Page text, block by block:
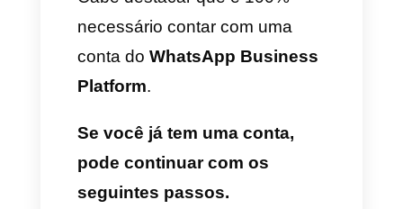
hoje vamos mostrar para você
uma superguia para criar
grandes formulários com a
nova funcionalidade do
WhatsApp usando a ferramenta
dearrastar e soltar